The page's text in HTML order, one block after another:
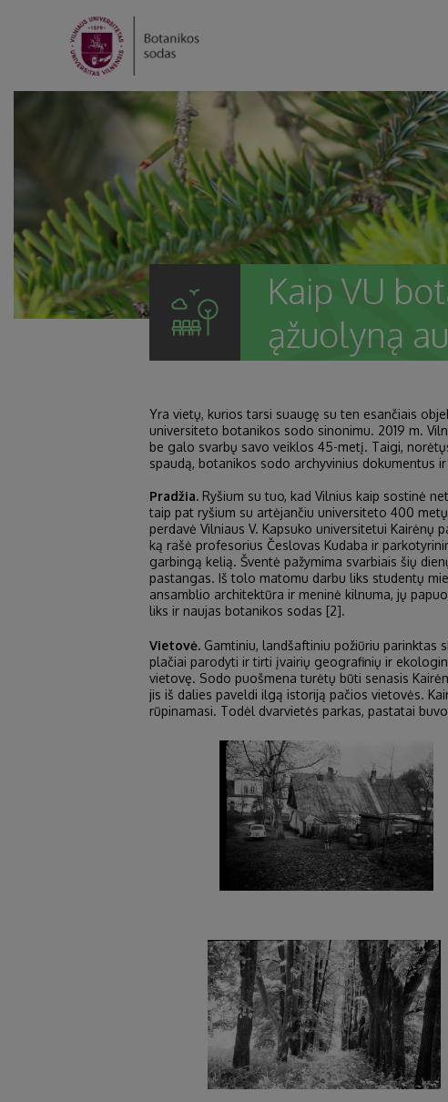
Kaip VU
ąžuolyną
Yra vietų, kurios tarsi suaugę su ten esančiais
universiteto botanikos sodo sinonimu. 2019 m.
be galo svarbų savo veiklos 45-metį. Taigi,
spaudą, botanikos sodo archyvinius dokumentus
Pradžia.Ryšium su tuo, kad Vilnius kaip sostinė
taip pat ryšium su artėjančiu universiteto 400
perdavė Vilniaus V. Kapsuko universitetui
ką rašė profesorius Česlovas Kudaba ir
garbingą kelią. Šventė pažymima svarbiais šių
pastangas. Iš tolo matomu darbu liks studentų
ansamblio architektūra ir meninė kilnuma, jų
liks ir naujas botanikos sodas [2].
Vietovė.Gamtiniu, landšaftiniu požiūriu parinktas
plačiai parodyti ir tirti įvairių geografinių ir
vietovę. Sodo puošmena turėtų būti senasis
jis iš dalies paveldi ilgą istoriją pačios vietovės.
rūpinamasi. Todėl dvarvietės parkas, pastatai